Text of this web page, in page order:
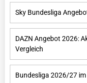
Sky Bundesliga
DAZN Angebot 2026:
Vergleich
Bundesliga 2026/27 im